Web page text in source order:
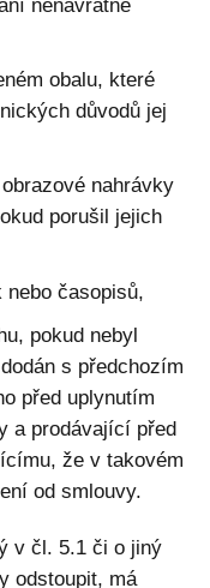
nenávratně
obalu, které
důvodů jej
nahrávky
porušil jejich
nebo časopisů,
pokud nebyl
s předchozím
před uplynutím
a prodávající před
že v takovém
od smlouvy.
v čl. 5.1 či o jiný
odstoupit, má